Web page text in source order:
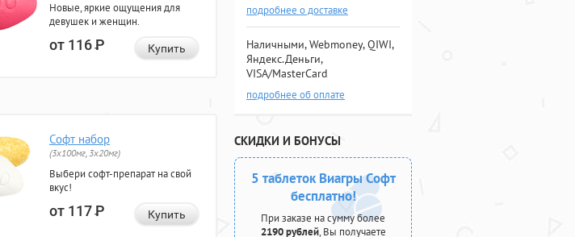
Новые, яркие ощущения для
девушек и женщин.
от 116Р Купить
Софт набор
(3x100мг, 3x20мг)
Выбери софт-препарат на свой
вкус!
от 117Р Купить
подробнее о доставке
Наличными, Webmoney, QIWI,
Яндекс.Деньги,
VISA/MasterCard
подробнее об оплате
СКИДКИ И БОНУСЫ
5 таблеток Виагры Софт
бесплатно!
При заказе на сумму более
2190 рублей, Вы получаете